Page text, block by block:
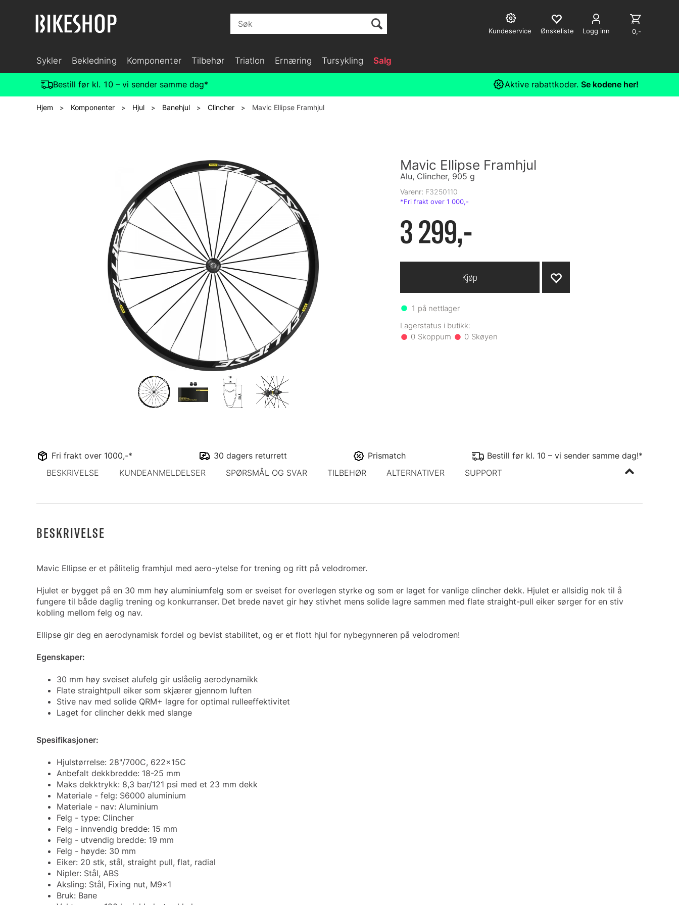
Logg inn
Kundeservice 0,-
Sykler Bekledning Komponenter Tilbehør Triatlon Ernæring Tursykling Salg
Bestill før kl. 10 – vi sender samme dag* Aktive rabattkoder. Se kodene her!
Hjem > Komponenter > Hjul > Banehjul > Clincher > Mavic Ellipse Framhjul
Mavic Ellipse Framhjul
Alu, Clincher, 905 g
Varenr: F3250110
3 299,-
1 på nettlager
0 0
Kjøp
Fri frakt over 1000,-* 30 dagers returrett Prismatch
Bestill før kl. 10 – vi sender samme dag!*
BESKRIVELSE
KUNDEANMELDELSER SPØRSMÅL OG SVAR TILBEHØR ALTERNATIVER SUPPORT
BESKRIVELSE
Mavic Ellipse er et pålitelig framhjul med aero-ytelse for trening og ritt på velodromer.
Hjulet er bygget på en 30 mm høy aluminiumfelg som er sveiset for overlegen styrke og som er laget for vanlige clincher dekk. Hjulet er allsidig nok til å
fungere til både daglig trening og konkurranser. Det brede navet gir høy stivhet mens solide lagre sammen med flate straight-pull eiker sørger for en stiv
kobling mellom felg og nav.
Ellipse gir deg en aerodynamisk fordel og bevist stabilitet, og er et flott hjul for nybegynneren på velodromen!
Egenskaper:
30 mm høy sveiset alufelg gir uslåelig aerodynamikk
Flate straightpull eiker som skjærer gjennom luften
Stive nav med solide QRM+ lagre for optimal rulleeffektivitet
Laget for clincher dekk med slange
Spesifikasjoner:
Hjulstørrelse: 28"/700C, 622x15C
Anbefalt dekkbredde: 18-25 mm
Maks dekktrykk: 8,3 bar/121 psi med et 23 mm dekk
Materiale - felg: S6000 aluminium
Materiale - nav: Aluminium
Felg - type: Clincher
Felg - innvendig bredde: 15 mm
Felg - utvendig bredde: 19 mm
Felg - høyde: 30 mm
Eiker: 20 stk, stål, straight pull, flat, radial
Nipler: Stål, ABS
Aksling: Stål, Fixing nut, M9x1
Bruk: Bane